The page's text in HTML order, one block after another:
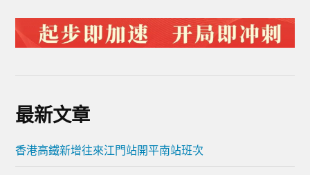
最新文章
香港高鐵新增往來江門站開平南站班次